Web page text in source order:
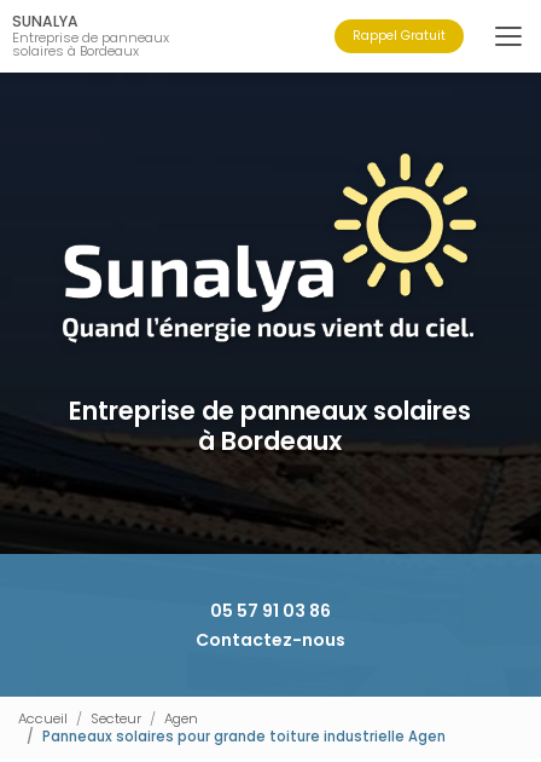
Aller
au
contenu
principal
SUNALYA
Entreprise de panneaux
solaires à Bordeaux
Rappel Gratuit
Entreprise de panneaux solaires
à Bordeaux
05 57 91 03 86
Contactez-nous
Accueil Secteur
Agen
Panneaux solaires pour grande toiture industrielle Agen